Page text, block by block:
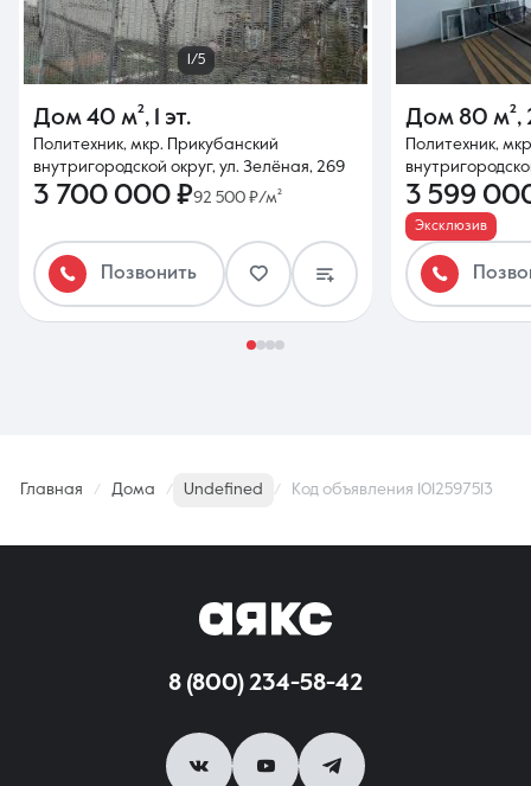
1/5
Дом 40 м², 1 эт.
Политехник, мкр. Прикубанский
внутригородской округ, ул. Зелёная, 269
3 700 000 ₽92 500 ₽/м²
Позвонить
Дом 80 м²,
Политехник,
3 599
Эксклюзив
Главная Дома Undefined Код объявления 1012597513
8 (800) 234-58-42